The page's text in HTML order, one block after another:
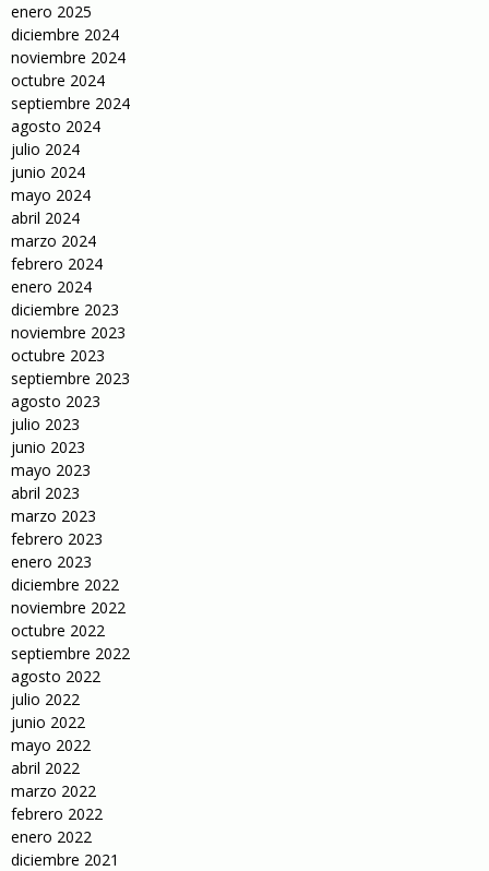
enero 2025
diciembre 2024
noviembre 2024
octubre 2024
septiembre 2024
agosto 2024
julio 2024
junio 2024
mayo 2024
abril 2024
marzo 2024
febrero 2024
enero 2024
diciembre 2023
noviembre 2023
octubre 2023
septiembre 2023
agosto 2023
julio 2023
junio 2023
mayo 2023
abril 2023
marzo 2023
febrero 2023
enero 2023
diciembre 2022
noviembre 2022
octubre 2022
septiembre 2022
agosto 2022
julio 2022
junio 2022
mayo 2022
abril 2022
marzo 2022
febrero 2022
enero 2022
diciembre 2021